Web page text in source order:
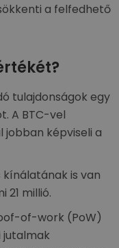
a felfedhető
tulajdonságok egy
A BTC-vel
jobban képviseli a
kínálatának is van
millió.
of-work (PoW)
jutalmak